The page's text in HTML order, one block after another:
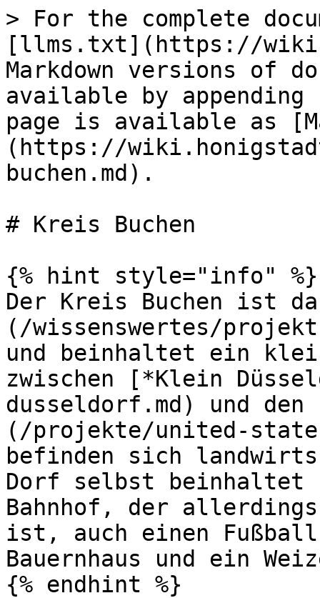
> For the complete
[llms.txt](https://
Markdown versions of
available by
page is available as
(https://
buchen.md).
# Kreis Buchen
{% hint style="info" %}
Der Kreis Buchen ist
(/wissenswertes/
und beinhaltet ein
zwischen [*Klein
dusseldorf.md) und
(/projekte/united-
befinden sich
Dorf selbst beinhaltet
Bahnhof, der
ist, auch einen
Bauernhaus und ein
{% endhint %}